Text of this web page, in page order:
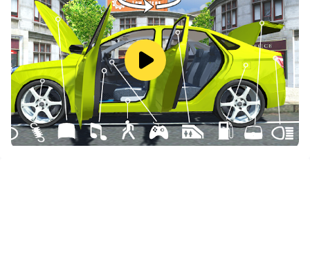
تعمل وظيفة نقل الملفات بين المحاكي والكمبيوتر على تسهيل
مشاركة الصور ومقاطع الفيديو والملفات.
قم بتنزيل Веста&ВестаSW وتشغيله على جهاز الكمبيوتر الآن
واستمتع بالشاشة الكبيرة وجودة الصورة عالية الوضوح لإصدار
الكمبيوتر الشخصي!
جرّب اختبارًا مجانيًا للسيارات الشهيرة ثلاثية الأبعاد. أصبح سائق
WEST سيدان أو WEST wagon واللعب مع أصدقائك. قارن